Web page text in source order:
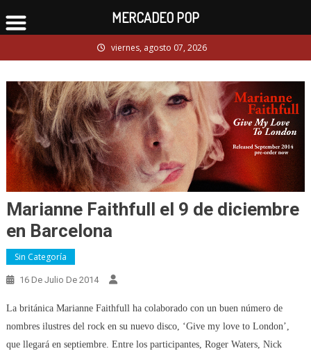
to
viernes, agosto 07, 2026
Marianne Faithfull el 9 de diciembre
en Barcelona
Sin Categoría
16 De Julio De 2014
La británica Marianne Faithfull ha colaborado con un buen número de
nombres ilustres del rock en su nuevo disco, ‘Give my love to London’,
que llegará en septiembre. Entre los participantes, Roger Waters, Nick
MERCADEO POP